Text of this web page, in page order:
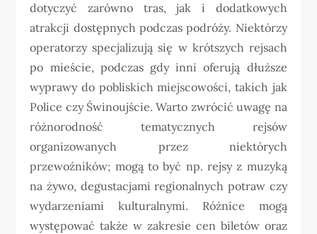
dotyczyć zarówno tras, jak i dodatkowych
atrakcji dostępnych podczas podróży. Niektórzy
operatorzy specjalizują się w krótszych rejsach
po mieście, podczas gdy inni oferują dłuższe
wyprawy do pobliskich miejscowości, takich jak
Police czy Świnoujście. Warto zwrócić uwagę na
różnorodność tematycznych rejsów
organizowanych przez niektórych
przewoźników; mogą to być np. rejsy z muzyką
na żywo, degustacjami regionalnych potraw czy
wydarzeniami kulturalnymi. Różnice mogą
występować także w zakresie cen biletów oraz